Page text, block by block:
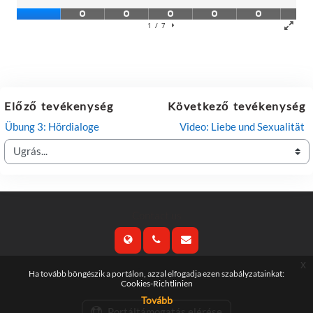
Előző tevékenység
Übung 3: Hördialoge
Ugrás...
Következő tevékenység
Video: Liebe und Sexualität
Follow us
Ha tovább böngészik a portálon, azzal elfogadja ezen szabályzatainkat:
Cookies-Richtlinien
Tovább
x